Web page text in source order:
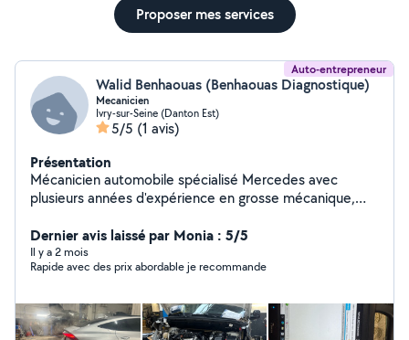
Proposer mes services
Auto-entrepreneur
Walid Benhaouas (Benhaouas Diagnostique)
Mecanicien
Ivry-sur-Seine (Danton Est)
5/5 (1 avis)
Présentation
Mécanicien automobile spécialisé Mercedes avec
plusieurs années d'expérience en grosse mécanique,
et professionnelle avec prise de rendez-vous en ligne. »
Dernier avis laissé par Monia : 5/5
Il y a 2 mois
Rapide avec des prix abordable je recommande